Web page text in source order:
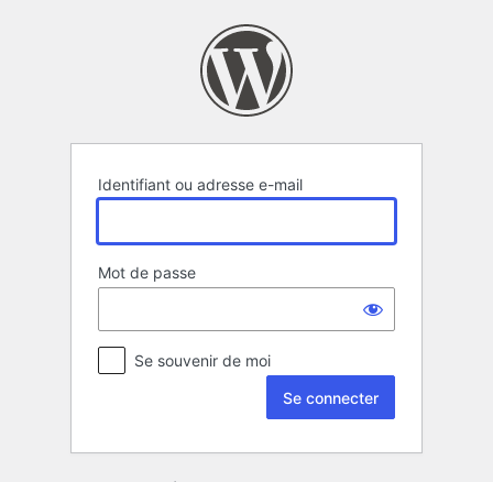
Identifiant ou adresse e-mail
Mot de passe
Se souvenir de moi